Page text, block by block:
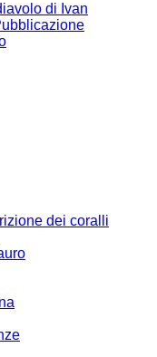
di Ivan
dei coralli